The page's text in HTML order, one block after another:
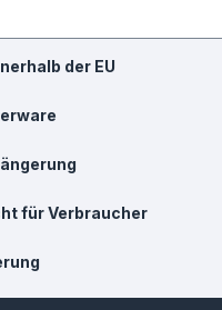
der EU
für Verbraucher